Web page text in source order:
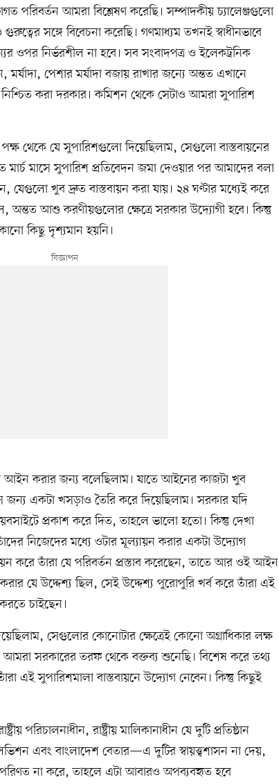
পরিবর্তন আমরা বিশ্লেষণ করেছি। সম্পাদকীয় চ্যালেঞ্জগুলো
সঙ্গে বিবেচনা করেছি। গণমাধ্যম তখনই স্বাধীনভাবে
ওপর নির্ভরশীল না হবে। সব সংবাদপত্র ও ইলেকট্রনিক
মর্যাদা, পেশার মর্যাদা বজায় রাখার জন্যে অন্তত এখানে
করা দরকার। কমিশন থেকে সেটাও আমরা সুপারিশ
থেকে যে সুপারিশগুলো দিয়েছিলাম, সেগুলো বাস্তবায়নের
মাসে সুপারিশ প্রতিবেদন জমা দেওয়ার পর আমাদের বলা
খুব দ্রুত বাস্তবায়ন করা যায়। ২৪ ঘণ্টার মধ্যেই করে
অন্তত আশু করণীয়গুলোর ক্ষেত্রে সরকার উদ্যোগী হবে। কিন্তু
কিছু দৃশ্যমান হয়নি।
আইন করার জন্য বলেছিলাম। যাতে আইনের কাজটা খুব
একটা খসড়াও তৈরি করে দিয়েছিলাম। সরকার যদি
প্রকাশ করে দিত, তাহলে ভালো হতো। কিন্তু দেখা
নিজেদের মধ্যে ওটার মূল্যায়ন করার একটা উদ্যোগ
করে তাঁরা যে পরিবর্তন প্রস্তাব করেছেন, তাতে আর ওই আইন
যে উদ্দেশ্য ছিল, সেই উদ্দেশ্য পুরোপুরি খর্ব করে তাঁরা এই
চাইছেন।
সেগুলোর কোনোটার ক্ষেত্রেই কোনো অগ্রাধিকার লক্ষ
আমরা সরকারের তরফ থেকে বক্তব্য শুনেছি। বিশেষ করে তথ্য
এই সুপারিশমালা বাস্তবায়নে উদ্যোগ নেবেন। কিন্তু কিছুই
পরিচালনাধীন, রাষ্ট্রীয় মালিকানাধীন যে দুটি প্রতিষ্ঠান
এবং বাংলাদেশ বেতার—এ দুটির স্বায়ত্ত্বশাসন না দেয়,
পরিণত না করে, তাহলে এটা আবারও অপব্যবহৃত হবে